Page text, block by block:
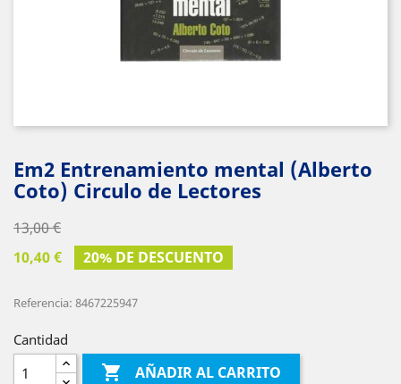
Em2 Entrenamiento mental (Alberto
Coto) Circulo de Lectores
13,00 €
10,40 €
20% DE DESCUENTO
Referencia: 8467225947
Cantidad
 AÑADIR AL CARRITO